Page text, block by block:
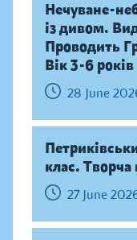
Нечуване-
із дивом.
Проводить
Вік 3-6 років
28 June
клас. Творча
27 June